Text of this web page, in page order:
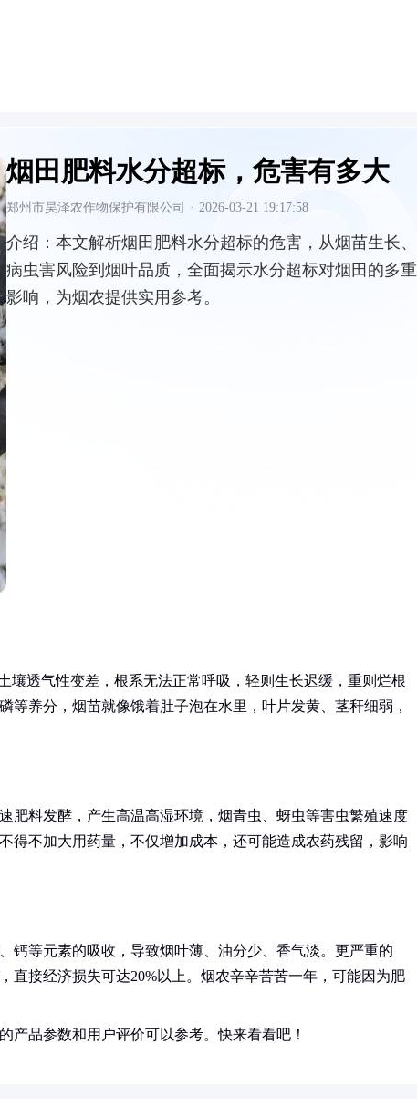
烟田肥料水分超标，危害有多大
郑州市昊泽农作物保护有限公司 · 2026-03-21 19:17:58
介绍： 本文解析烟田肥料水分超标的危害，从烟苗生长、
病虫害风险到烟叶品质，全面揭示水分超标对烟田的多重
影响，为烟农提供实用参考。
壤透气性变差，根系无法正常呼吸，轻则生长迟缓，重则烂根
等养分，烟苗就像饿着肚子泡在水里，叶片发黄、茎秆细弱，
肥料发酵，产生高温高湿环境，烟青虫、蚜虫等害虫繁殖速度
得不加大用药量，不仅增加成本，还可能造成农药残留，影响
钙等元素的吸收，导致烟叶薄、油分少、香气淡。更严重的
直接经济损失可达20%以上。烟农辛辛苦苦一年，可能因为肥
产品参数和用户评价可以参考。快来看看吧！